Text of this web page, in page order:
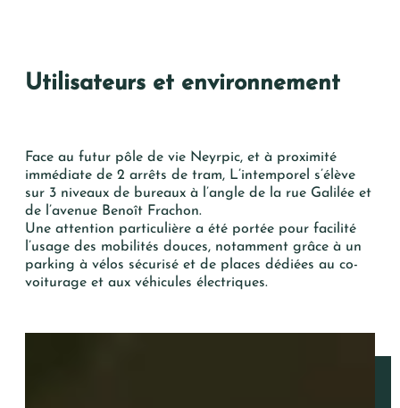
Utilisateurs et environnement
Face au futur pôle de vie Neyrpic, et à proximité
immédiate de 2 arrêts de tram, L’intemporel s’élève
sur 3 niveaux de bureaux à l’angle de la rue Galilée et
de l’avenue Benoît Frachon.
Une attention particulière a été portée pour facilité
l’usage des mobilités douces, notamment grâce à un
parking à vélos sécurisé et de places dédiées au co-
voiturage et aux véhicules électriques.